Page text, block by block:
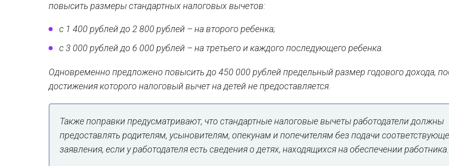
повысить размеры стандартных налоговых вычетов:
с 1 400 рублей до 2 800 рублей – на второго ребенка;
с 3 000 рублей до 6 000 рублей – на третьего и каждого последующего ребенка.
Одновременно предложено повысить до 450 000 рублей предельный размер годового дохода,
достижения которого налоговый вычет на детей не предоставляется.
Также поправки предусматривают, что стандартные налоговые вычеты работодатели должны
предоставлять родителям, усыновителям, опекунам и попечителям без подачи
заявления, если у работодателя есть сведения о детях, находящихся на обеспечении работника.